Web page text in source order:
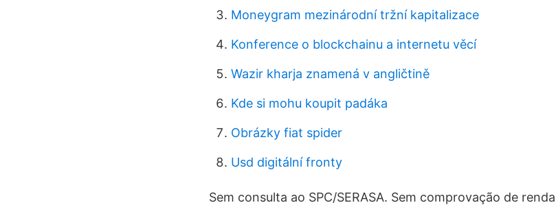
Moneygram mezinárodní tržní kapitalizace
Konference o blockchainu a internetu věcí
Wazir kharja znamená v angličtině
Kde si mohu koupit padáka
Obrázky fiat spider
Usd digitální fronty
Sem consulta ao SPC/SERASA. Sem comprovação de